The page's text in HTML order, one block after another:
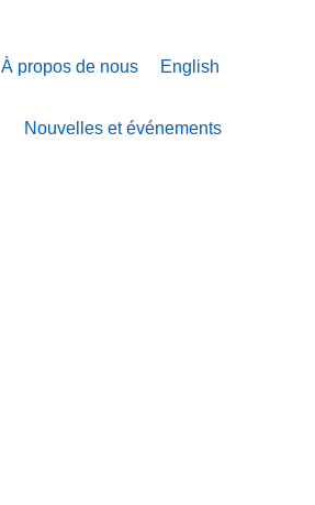
À propos de nous English
Nouvelles et événements